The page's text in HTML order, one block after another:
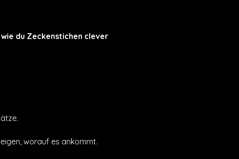
du Zeckenstichen clever
worauf es ankommt.